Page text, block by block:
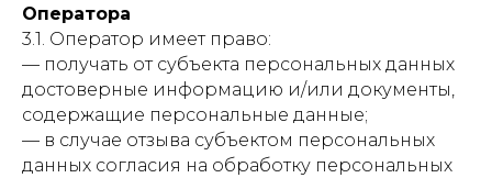
Оператора
3.1. Оператор имеет право:
— получать от субъекта персональных данных
достоверные информацию и/или документы,
содержащие персональные данные;
— в случае отзыва субъектом персональных
данных согласия на обработку персональных